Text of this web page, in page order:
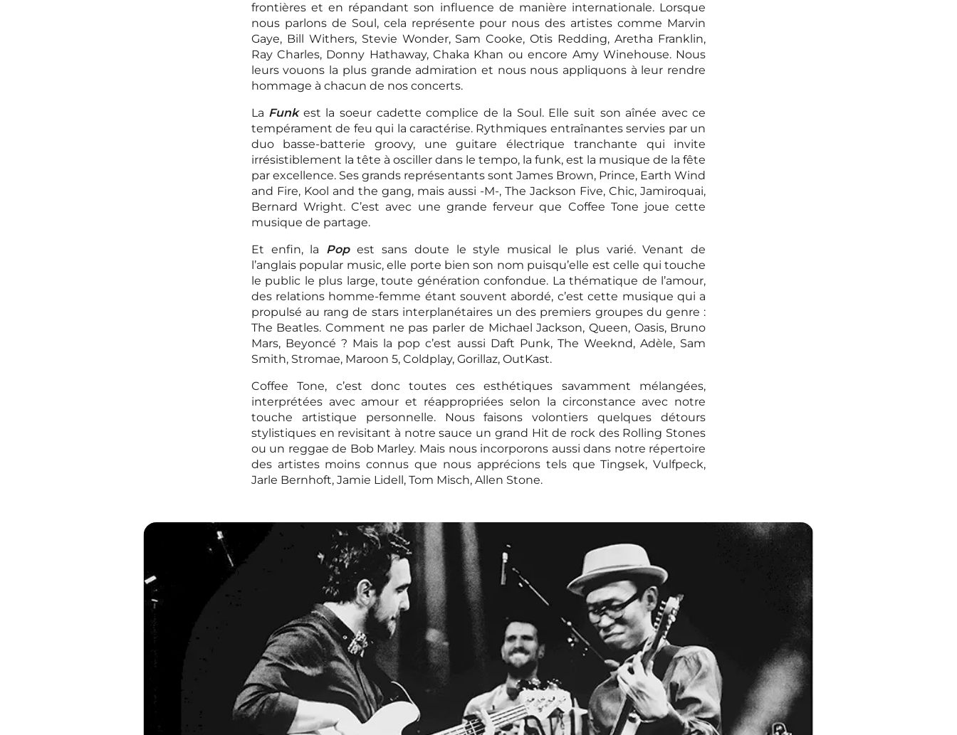
frontières et en répandant son influence de manière internationale. Lorsque
nous parlons de Soul, cela représente pour nous des artistes comme Marvin
Gaye, Bill Withers, Stevie Wonder, Sam Cooke, Otis Redding, Aretha Franklin,
Ray Charles, Donny Hathaway, Chaka Khan ou encore Amy Winehouse. Nous
leurs vouons la plus grande admiration et nous nous appliquons à leur rendre
hommage à chacun de nos concerts.
La Funkest la soeur cadette complice de la Soul. Elle suit son aînée avec ce
tempérament de feu qui la caractérise. Rythmiques entraînantes servies par un
duo basse-batterie groovy, une guitare électrique tranchante qui invite
irrésistiblement la tête à osciller dans le tempo, la funk, est la musique de la fête
par excellence. Ses grands représentants sont James Brown, Prince, Earth Wind
and Fire, Kool and the gang, mais aussi -M-, The Jackson Five, Chic, Jamiroquai,
Bernard Wright. C’est avec une grande ferveur que Coffee Tone joue cette
musique de partage.
Et enfin, la Popest sans doute le style musical le plus varié. Venant de
l’anglais popular music, elle porte bien son nom puisqu’elle est celle qui touche
le public le plus large, toute génération confondue. La thématique de l’amour,
des relations homme-femme étant souvent abordé, c’est cette musique qui a
propulsé au rang de stars interplanétaires un des premiers groupes du genre :
The Beatles. Comment ne pas parler de Michael Jackson, Queen, Oasis, Bruno
Mars, Beyoncé ? Mais la pop c’est aussi Daft Punk, The Weeknd, Adèle, Sam
Smith, Stromae, Maroon 5, Coldplay, Gorillaz, OutKast.
Coffee Tone, c’est donc toutes ces esthétiques savamment mélangées,
interprétées avec amour et réappropriées selon la circonstance avec notre
touche artistique personnelle. Nous faisons volontiers quelques détours
stylistiques en revisitant à notre sauce un grand Hit de rock des Rolling Stones
ou un reggae de Bob Marley. Mais nous incorporons aussi dans notre répertoire
des artistes moins connus que nous apprécions tels que Tingsek, Vulfpeck,
Jarle Bernhoft, Jamie Lidell, Tom Misch, Allen Stone.